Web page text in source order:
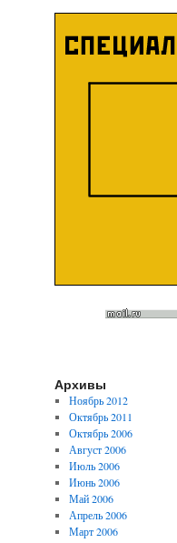
Архивы
Ноябрь 2012
Октябрь 2011
Октябрь 2006
Август 2006
Июль 2006
Июнь 2006
Май 2006
Апрель 2006
Март 2006